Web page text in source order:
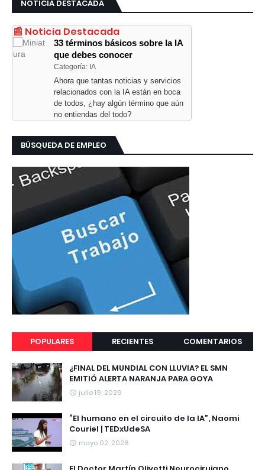
NOTICIA DESTACADA
📰 Noticia Destacada
33 términos básicos sobre la IA
que debes conocer
Categoría: IA
Ahora que tantas noticias y servicios
relacionados con la IA están en boca
de todos, ¿hay algún término que aún
no entiendas del todo?
BÚSQUEDA DE EMPLEO
POPULARES RECIENTES COMENTARIOS
¿FINAL DEL MUNDIAL CON LLUVIA? EL SMN
EMITIÓ ALERTA NARANJA PARA GOYA
julio 19, 2026
“El humano en el circuito de la IA”, Naomi
Couriel | TEDxUdeSA
mayo 02, 2026